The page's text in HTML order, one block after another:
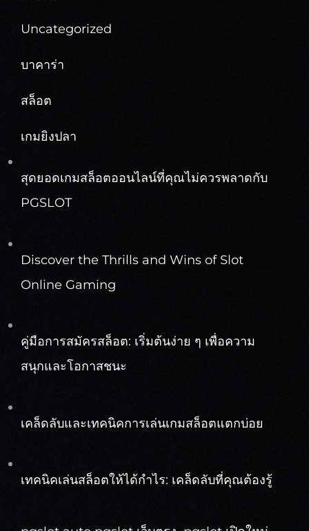
Uncategorized
บาคาร่า
สล็อต
เกมยิงปลา
สุดยอดเกมสล็อตออนไลน์ที่คุณไม่ควรพลาดกับ
PGSLOT
Discover the Thrills and Wins of Slot
Online Gaming
คู่มือการสมัครสล็อต: เริ่มต้นง่าย ๆ เพื่อความ
สนุกและโอกาสชนะ
เคล็ดลับและเทคนิคการเล่นเกมสล็อตแตกบ่อย
เทคนิคเล่นสล็อตให้ได้กำไร: เคล็ดลับที่คุณต้องรู้